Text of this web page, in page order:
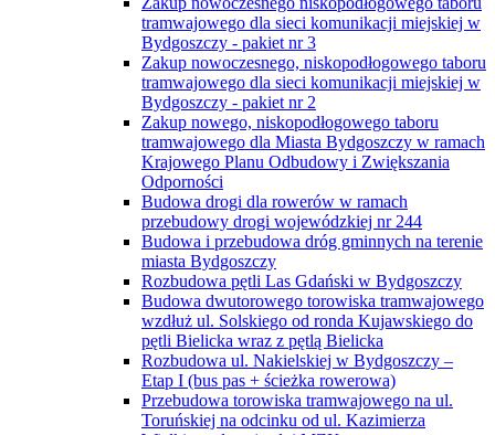
tramwajowego dla sieci komunikacji miejskiej w
Bydgoszczy - pakiet nr 3
Zakup nowoczesnego, niskopodłogowego taboru
tramwajowego dla sieci komunikacji miejskiej w
Bydgoszczy - pakiet nr 2
Zakup nowego, niskopodłogowego taboru
tramwajowego dla Miasta Bydgoszczy w ramach
Krajowego Planu Odbudowy i Zwiększania
Odporności
Budowa drogi dla rowerów w ramach
przebudowy drogi wojewódzkiej nr 244
Budowa i przebudowa dróg gminnych na terenie
miasta Bydgoszczy
Rozbudowa pętli Las Gdański w Bydgoszczy
Budowa dwutorowego torowiska tramwajowego
wzdłuż ul. Solskiego od ronda Kujawskiego do
pętli Bielicka wraz z pętlą Bielicka
Rozbudowa ul. Nakielskiej w Bydgoszczy –
Etap I (bus pas + ścieżka rowerowa)
Przebudowa torowiska tramwajowego na ul.
Toruńskiej na odcinku od ul. Kazimierza